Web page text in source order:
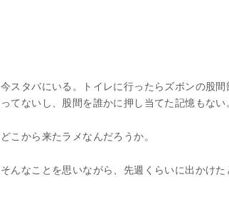
今スタバにいる。トイレに行ったらズボンの股
ってないし、股間を誰かに押し当てた記憶もない。
どこから来たラメなんだろうか。
そんなことを思いながら、先週くらいに出かけた